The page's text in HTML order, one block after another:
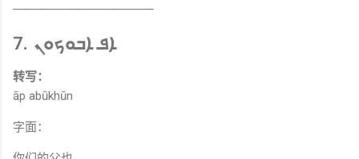
────────────────
7. ܐܦ ܐܒܘܟܘܢ
转写：
āp abūkhūn
字面：